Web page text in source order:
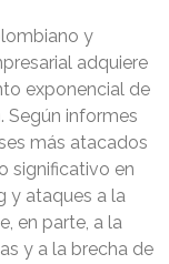
y
adquiere
exponencial de
Según informes
más atacados
significativo en
y ataques a la
en parte, a la
y a la brecha de